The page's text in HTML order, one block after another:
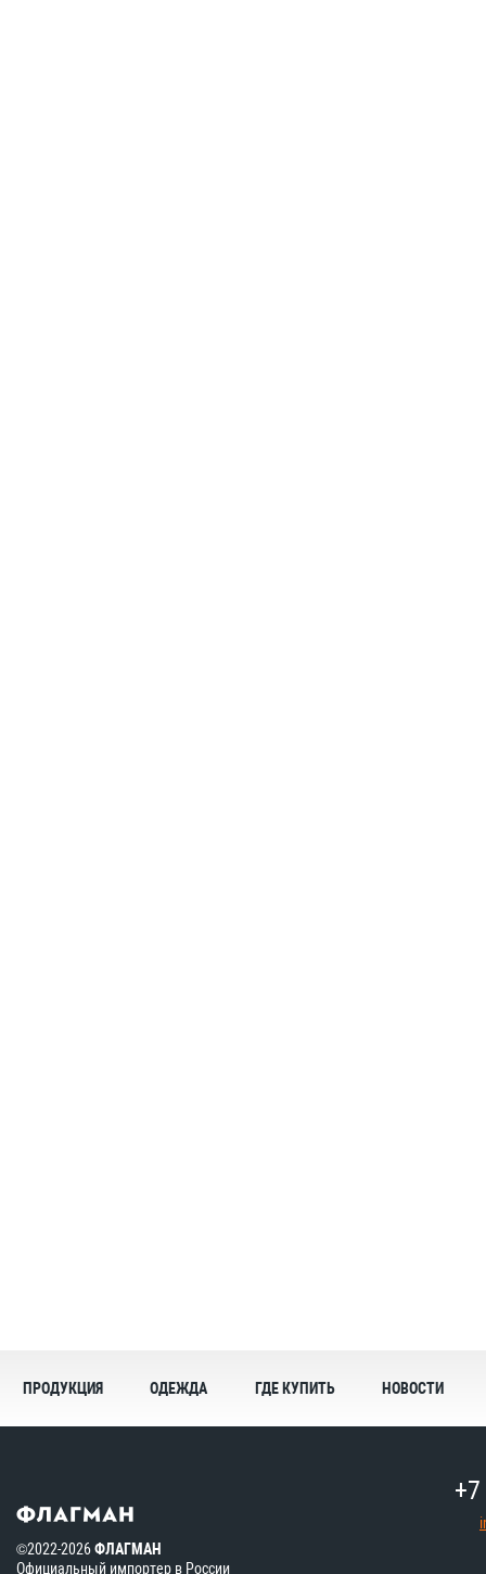
ПРОДУКЦИЯ ОДЕЖДА ГДЕ КУПИТЬ НОВОСТИ
©2022-2026ФЛАГМАН
Официальный импортер в России